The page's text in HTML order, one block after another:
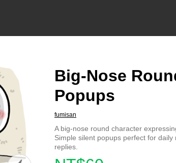
Big-Nose
Popups
fumisan
A big-nose round character
Simple silent popups perfect for
replies.